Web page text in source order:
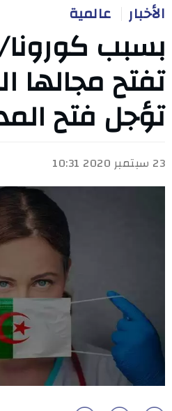
الأخبار عالمية
بسبب كورونا/
تفتح مجالها
تؤجل فتح
23 سبتمبر 2020 10:31